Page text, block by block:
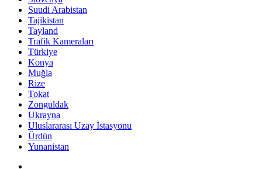
Suudi Arabistan
Tajikistan
Tayland
Trafik Kameraları
Türkiye
Konya
Muğla
Rize
Tokat
Zonguldak
Ukrayna
Uluslararası Uzay İstasyonu
Ürdün
Yunanistan